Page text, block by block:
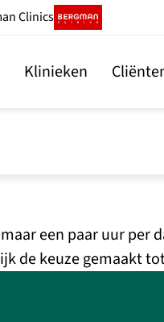
Clinics
Klinieken
een paar uur
de keuze gemaakt